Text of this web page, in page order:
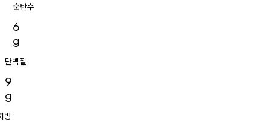
순탄수
6
g
단백질
9
g
방